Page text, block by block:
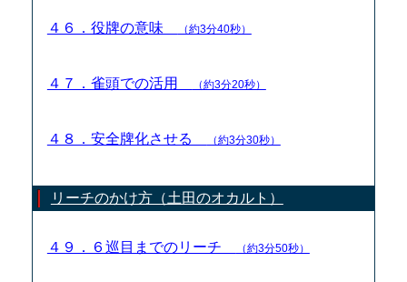
４６．役牌の意味 （約3分40秒）
４７．雀頭での活用 （約3分20秒）
４８．安全牌化させる （約3分30秒）
リーチのかけ方（土田のオカルト）
４９．６巡目までのリーチ （約3分50秒）